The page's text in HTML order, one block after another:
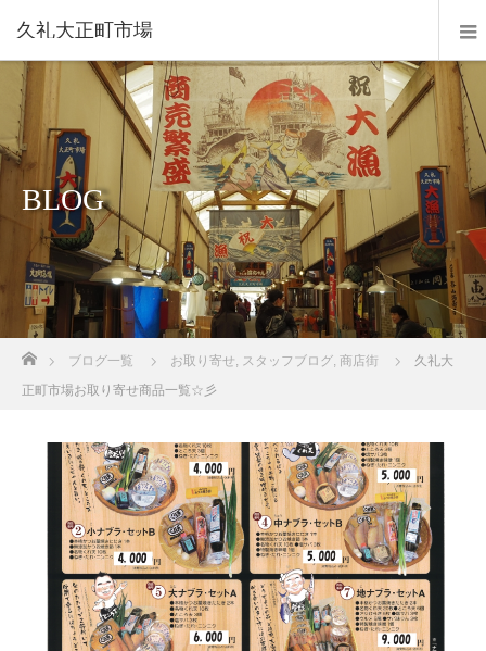
久礼大正町市場
BLOG
ブログ一覧 お取り寄せ, スタッフブログ, 商店街
久礼大
正町市場お取り寄せ商品一覧☆彡